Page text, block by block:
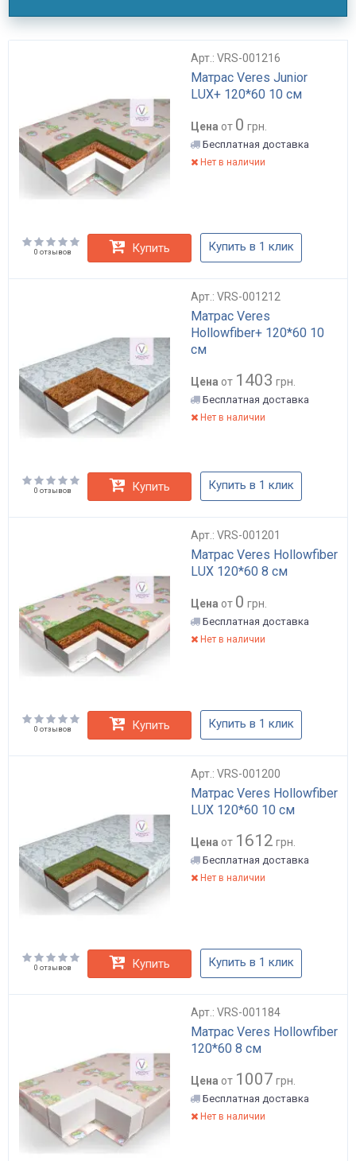
Арт.: VRS-001216
Матрас Veres Junior
LUX+ 120*60 10 см
Цена от 0 грн.
Бесплатная доставка
Нет в наличии
0 отзывов Купить Купить в 1 клик
Арт.: VRS-001212
Матрас Veres
Hollowfiber+ 120*60 10
см
Цена от 1403 грн.
Бесплатная доставка
Нет в наличии
0 отзывов Купить Купить в 1 клик
Арт.: VRS-001201
Матрас Veres Hollowfiber
LUX 120*60 8 см
Цена от 0 грн.
Бесплатная доставка
Нет в наличии
0 отзывов Купить Купить в 1 клик
Арт.: VRS-001200
Матрас Veres Hollowfiber
LUX 120*60 10 см
Цена от 1612 грн.
Бесплатная доставка
Нет в наличии
0 отзывов Купить Купить в 1 клик
Арт.: VRS-001184
Матрас Veres Hollowfiber
120*60 8 см
Цена от 1007 грн.
Бесплатная доставка
Нет в наличии